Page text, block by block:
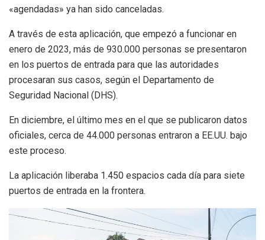
«agendadas» ya han sido canceladas.
A través de esta aplicación, que empezó a funcionar en
enero de 2023, más de 930.000 personas se presentaron
en los puertos de entrada para que las autoridades
procesaran sus casos, según el Departamento de
Seguridad Nacional (DHS).
En diciembre, el último mes en el que se publicaron datos
oficiales, cerca de 44.000 personas entraron a EE.UU. bajo
este proceso.
La aplicación liberaba 1.450 espacios cada día para siete
puertos de entrada en la frontera.